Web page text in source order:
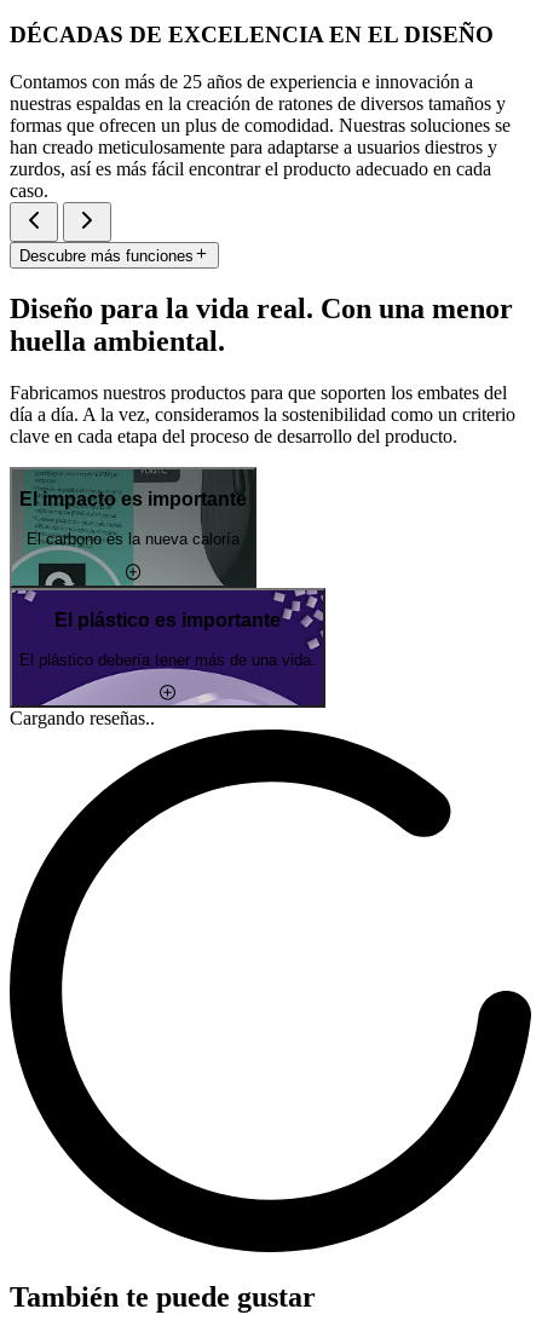
DÉCADAS DE EXCELENCIA EN EL DISEÑO
Contamos con más de 25 años de experiencia e innovación a
nuestras espaldas en la creación de ratones de diversos tamaños y
formas que ofrecen un plus de comodidad. Nuestras soluciones se
han creado meticulosamente para adaptarse a usuarios diestros y
zurdos, así es más fácil encontrar el producto adecuado en cada
caso.
Descubre más funciones
Diseño para la vida real. Con una menor
huella ambiental.
Fabricamos nuestros productos para que soporten los embates del
día a día. A la vez, consideramos la sostenibilidad como un criterio
clave en cada etapa del proceso de desarrollo del producto.
El impacto es importante
El carbono es la nueva caloría
El plástico es importante
El plástico debería tener más de una vida.
Cargando reseñas..
También te puede gustar